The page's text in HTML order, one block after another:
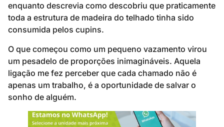
enquanto descrevia como descobriu que praticamente
toda a estrutura de madeira do telhado tinha sido
consumida pelos cupins.
O que começou como um pequeno vazamento virou
um pesadelo de proporções inimagináveis. Aquela
ligação me fez perceber que cada chamado não é
apenas um trabalho, é a oportunidade de salvar o
sonho de alguém.